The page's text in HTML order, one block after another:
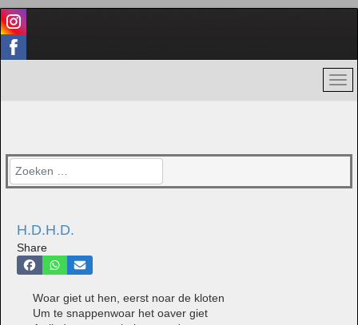
Zoeken
H.D.H.D.
Share
Woar giet ut hen, eerst noar de kloten
Um te snappenwoar het oaver giet